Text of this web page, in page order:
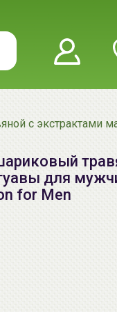
с экстрактами
для
for Men